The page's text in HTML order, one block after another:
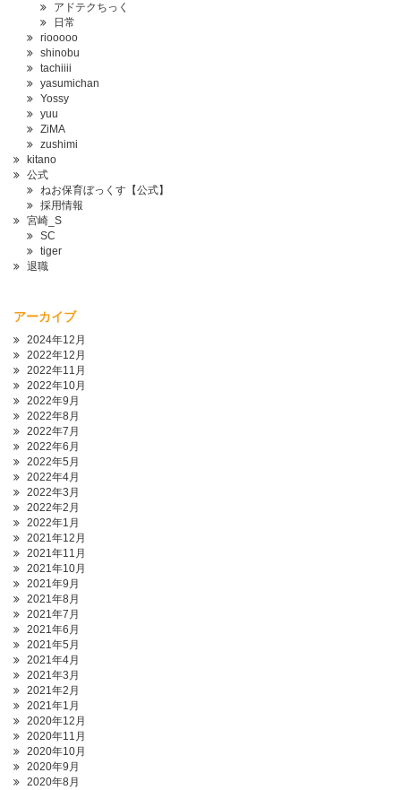
アドテクちっく
日常
riooooo
shinobu
tachiiii
yasumichan
Yossy
yuu
ZiMA
zushimi
kitano
公式
ねお保育ぼっくす【公式】
採用情報
宮崎_S
SC
tiger
退職
アーカイブ
2024年12月
2022年12月
2022年11月
2022年10月
2022年9月
2022年8月
2022年7月
2022年6月
2022年5月
2022年4月
2022年3月
2022年2月
2022年1月
2021年12月
2021年11月
2021年10月
2021年9月
2021年8月
2021年7月
2021年6月
2021年5月
2021年4月
2021年3月
2021年2月
2021年1月
2020年12月
2020年11月
2020年10月
2020年9月
2020年8月